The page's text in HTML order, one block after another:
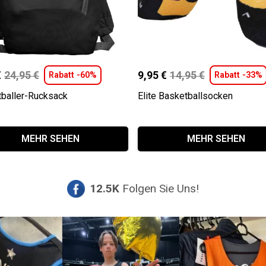
24,95€ Rabatt -60%
Rucksack
MEHR SEHEN
14,95€
Ursprünglicher
Preis
14,95 €
9,95 €
Aktueller
Preis
9,95 €.
Rabatt -33%
Elite Basketballsocken
Dieses
weist
Varianten
auf.
Optionen
können
auf
MEHR SEHEN
12.5K Folgen Sie Uns!